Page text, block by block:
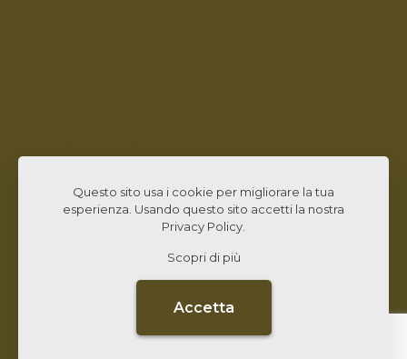
© 2026 Zeta Consulting s.r.l. All Rights Reserved |
CB&C Lab
DATI SOCIETARI
Questo sito usa i cookie per migliorare la tua
esperienza. Usando questo sito accetti la nostra
Privacy Policy
Scopri di più
Accetta